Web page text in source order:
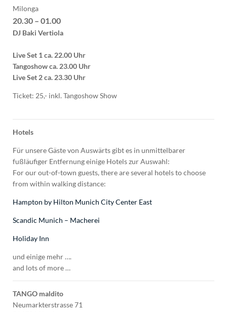
Milonga
20.30 – 01.00
DJ Baki Vertiola
Live Set 1 ca. 22.00 Uhr
Tangoshow ca. 23.00 Uhr
Live Set 2 ca. 23.30 Uhr
Ticket: 25,- inkl. Tangoshow Show
Hotels
Für unsere Gäste von Auswärts gibt es in unmittelbarer
fußläufiger Entfernung einige Hotels zur Auswahl:
For our out-of-town guests, there are several hotels to choose
from within walking distance:
Hampton by Hilton Munich City Center East
Scandic Munich – Macherei
Holiday Inn
und einige mehr ….
and lots of more …
TANGO maldito
Neumarkterstrasse 71